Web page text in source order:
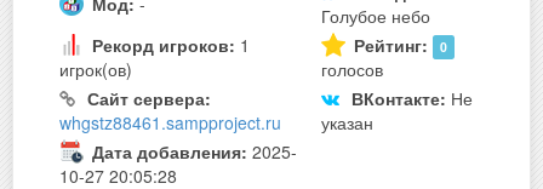
Голубое небо
Рекорд игроков: 1
игрок(ов)
Рейтинг: 0
голосов
Сайт сервера:
whgstz88461.sampproject.ru
ВКонтакте: Не
указан
Дата добавления: 2025-
10-27 20:05:28